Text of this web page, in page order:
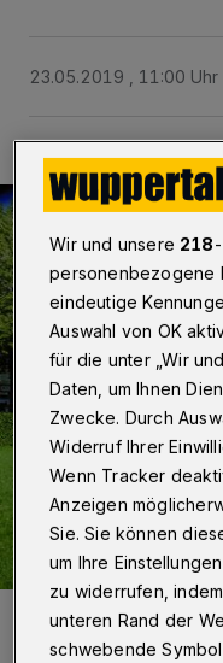
23.05.2019 , 11:00 Uhr
Platz der Republik,
Foto: Annette Scheible
Wir und unsere 218
personenbezogene
eindeutige
Auswahl von OK
für die unter „Wir
Daten, um Ihnen
Zwecke. Durch
Widerruf Ihrer
Wenn Tracker
Anzeigen
Sie. Sie können
um Ihre
zu widerrufen,
unteren Rand der
schwebende